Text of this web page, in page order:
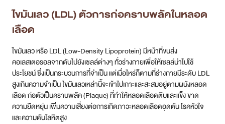
ไขมันเลว (LDL) ตัวการก่อคราบพลัคในหลอด
เลือด
ไขมันเลว หรือ LDL (Low-Density Lipoprotein) มีหน้าที่ขนส่ง
คอเลสเตอรอลจากตับไปยังเซลล์ต่างๆ ทั่วร่างกายเพื่อให้เซลล์นำไปใช้
ประโยชน์ ซึ่งเป็นกระบวนการที่จำเป็น แต่เมื่อไหร่ก็ตามที่ร่างกายมีระดับ LDL
สูงเกินความจำเป็น ไขมันเลวเหล่านี้จะเข้าไปเกาะและสะสมอยู่ตามผนังหลอด
เลือด ก่อตัวเป็นคราบพลัค (Plaque) ที่ทำให้หลอดเลือดตีบและแข็ง ขาด
ความยืดหยุ่น เพิ่มความเสี่ยงต่อการเกิดภาวะหลอดเลือดอุดตัน โรคหัวใจ
และความดันโลหิตสูง